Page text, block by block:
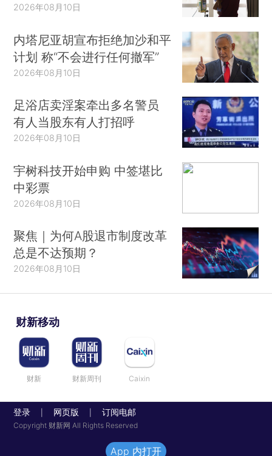
2026年08月10日
内塔尼亚胡宣布拒绝加沙和平
计划 称“不会进行任何撤军”
2026年08月10日
足浴店卖淫案牵出多名警员
有人当股东有人打招呼
2026年08月10日
宇树科技开始申购 中签堪比
中彩票
2026年08月10日
聚焦｜为何A股退市制度改革
总是不达预期？
2026年08月10日
财新移动
财新 财新周刊 Caixin
登录 网页版 订阅电邮
Copyright 财新网 All Rights Reserved
App 内打开